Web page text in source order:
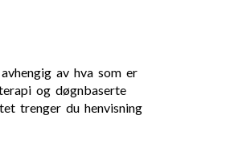
av hva som er
og døgnbaserte
trenger du henvisning